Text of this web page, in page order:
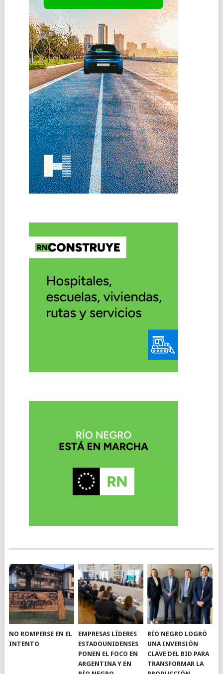
NO ROMPERSE EN EL
INTENTO
EMPRESAS LÍDERES
ESTADOUNIDENSES
PONEN EL FOCO EN
ARGENTINA Y EN
RÍO NEGRO LOGRÓ
UNA INVERSIÓN
CLAVE DEL BID PARA
TRANSFORMAR LA